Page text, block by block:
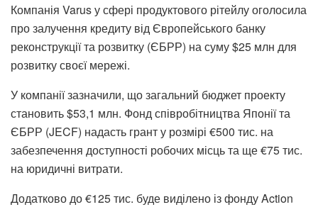
Компанія Varus у сфері продуктового рітейлу оголосила
про залучення кредиту від Європейського банку
реконструкції та розвитку (ЄБРР) на суму $25 млн для
розвитку своєї мережі.
У компанії зазначили, що загальний бюджет проекту
становить $53,1 млн. Фонд співробітництва Японії та
ЄБРР (JECF) надасть грант у розмірі €500 тис. на
забезпечення доступності робочих місць та ще €75 тис.
на юридичні витрати.
Додатково до €125 тис. буде виділено із фонду Action